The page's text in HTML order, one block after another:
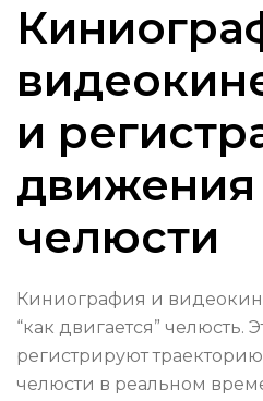
и
челюсти
Киниография и
“как двигается” челюсть.
регистрируют
челюсти в реальном